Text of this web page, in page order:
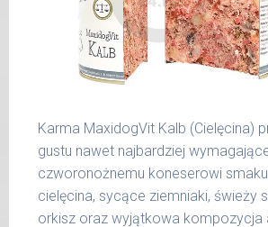
50 kg
1000 g
51 -
65 kg
1200 g
Podane liczby są wartościami
Indywidualne potrzeby zależne są
aktywności, warunków hodowli
czynników.
Karma MaxidogVit Kalb (Cielęcina)
gustu nawet najbardziej
czworonożnemu koneserowi
cielęcina, sycące ziemniaki, świeży
orkisz oraz wyjątkowa kompozycja